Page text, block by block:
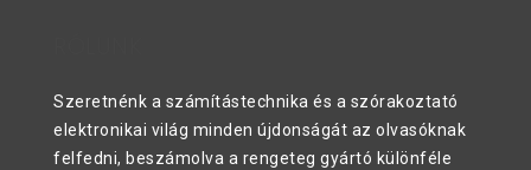
Szeretnénk a számítástechnika és a szórakoztató
elektronikai világ minden újdonságát az olvasóknak
felfedni, beszámolva a rengeteg gyártó különféle